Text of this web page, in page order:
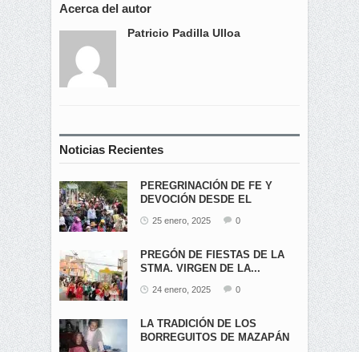
Acerca del autor
Patricio Padilla Ulloa
Noticias Recientes
PEREGRINACIÓN DE FE Y
DEVOCIÓN DESDE EL
25 enero, 2025 0
PREGÓN DE FIESTAS DE LA
STMA. VIRGEN DE LA...
24 enero, 2025 0
LA TRADICIÓN DE LOS
BORREGUITOS DE MAZAPÁN